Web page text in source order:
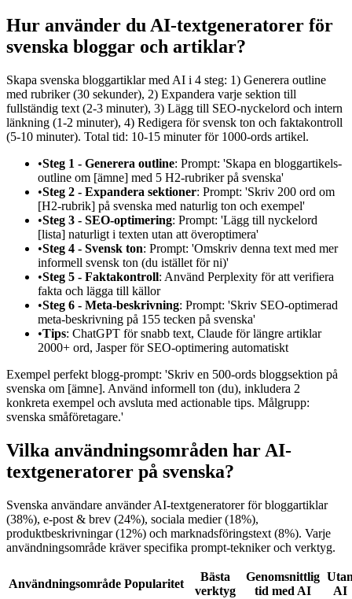
Hur använder du AI-textgeneratorer för
svenska bloggar och artiklar?
Skapa svenska bloggartiklar med AI i 4 steg: 1) Generera outline
med rubriker (30 sekunder), 2) Expandera varje sektion till
fullständig text (2-3 minuter), 3) Lägg till SEO-nyckelord och intern
länkning (1-2 minuter), 4) Redigera för svensk ton och faktakontroll
(5-10 minuter). Total tid: 10-15 minuter för 1000-ords artikel.
•Steg 1 - Generera outline: Prompt: 'Skapa en bloggartikels-
outline om [ämne] med 5 H2-rubriker på svenska'
•Steg 2 - Expandera sektioner: Prompt: 'Skriv 200 ord om
[H2-rubrik] på svenska med naturlig ton och exempel'
•Steg 3 - SEO-optimering: Prompt: 'Lägg till nyckelord
[lista] naturligt i texten utan att överoptimera'
•Steg 4 - Svensk ton: Prompt: 'Omskriv denna text med mer
informell svensk ton (du istället för ni)'
•Steg 5 - Faktakontroll: Använd Perplexity för att verifiera
fakta och lägga till källor
•Steg 6 - Meta-beskrivning: Prompt: 'Skriv SEO-optimerad
meta-beskrivning på 155 tecken på svenska'
•Tips: ChatGPT för snabb text, Claude för längre artiklar
2000+ ord, Jasper för SEO-optimering automatiskt
Exempel perfekt blogg-prompt: 'Skriv en 500-ords bloggsektion på
svenska om [ämne]. Använd informell ton (du), inkludera 2
konkreta exempel och avsluta med actionable tips. Målgrupp:
svenska småföretagare.'
Vilka användningsområden har AI-
textgeneratorer på svenska?
Svenska användare använder AI-textgeneratorer för bloggartiklar
(38%), e-post & brev (24%), sociala medier (18%),
produktbeskrivningar (12%) och marknadsföringstext (8%). Varje
användningsområde kräver specifika prompt-tekniker och verktyg.
Användningsområde Popularitet
Bästa
verktyg
Genomsnittlig
tid med AI
AI